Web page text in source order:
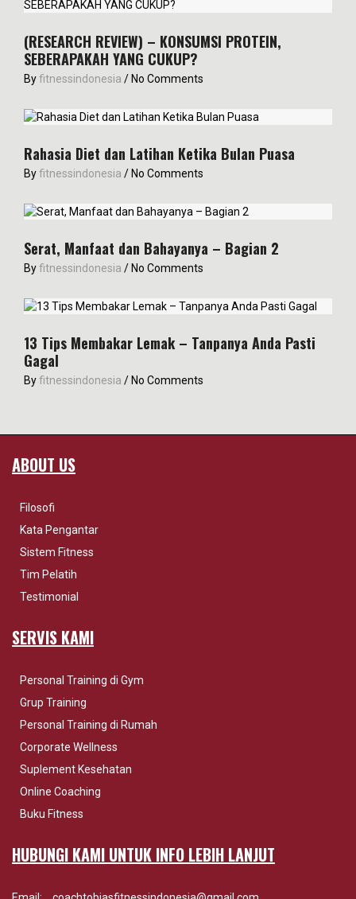
(RESEARCH REVIEW) – KONSUMSI PROTEIN,
SEBERAPAKAH YANG CUKUP?
Byfitnessindonesia / No Comments
Rahasia Diet dan Latihan Ketika Bulan Puasa
Byfitnessindonesia / No Comments
Serat, Manfaat dan Bahayanya – Bagian 2
Byfitnessindonesia / No Comments
13 Tips Membakar Lemak – Tanpanya Anda Pasti
Gagal
Byfitnessindonesia / No Comments
ABOUT US
Filosofi
Kata Pengantar
Sistem Fitness
Tim Pelatih
Testimonial
SERVIS KAMI
Personal Training di Gym
Grup Training
Personal Training di Rumah
Corporate Wellness
Suplement Kesehatan
Online Coaching
Buku Fitness
HUBUNGI KAMI UNTUK INFO LEBIH LANJUT